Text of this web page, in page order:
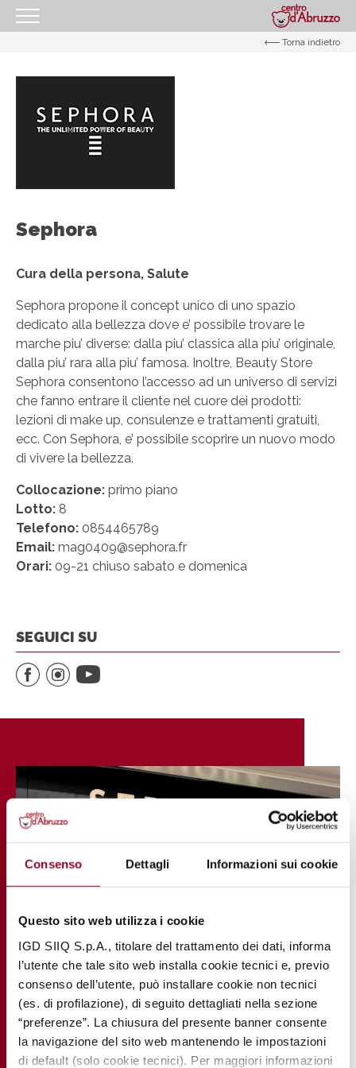
Consenso Dettagli Informazioni sui cookie
Questo sito web utilizza i cookie
IGD SIIQ S.p.A., titolare del trattamento dei dati, informa
l’utente che tale sito web installa cookie tecnici e, previo
consenso dell’utente, può installare cookie non tecnici
(es. di profilazione), di seguito dettagliati nella sezione
“preferenze”. La chiusura del presente banner consente
la navigazione del sito web mantenendo le impostazioni
di default (solo cookie tecnici). Per maggiori informazioni
IL CENTRO
I NOSTRI ORARI
COME RAGGIUNGERCI
GIFT CARD
IL TUO BUSINESS AL CENTRO
CONTATTI
Torna indietro
Sephora
Cura della persona, Salute
Sephora propone il concept unico di uno spazio
dedicato alla bellezza dove e’ possibile trovare le
marche piu’ diverse: dalla piu’ classica alla piu’ originale,
dalla piu’ rara alla piu’ famosa. Inoltre, Beauty Store
Sephora consentono l’accesso ad un universo di servizi
che fanno entrare il cliente nel cuore dei prodotti:
lezioni di make up, consulenze e trattamenti gratuiti,
ecc. Con Sephora, e’ possibile scoprire un nuovo modo
di vivere la bellezza.
Collocazione: primo piano
Lotto: 8
Telefono: 0854465789
Email: mag0409@sephora.fr
Orari: 09-21 chiuso sabato e domenica
SEGUICI SU